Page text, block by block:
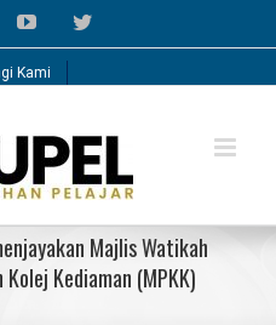
YouTubeTwitter
Kami
Majlis Watikah
Kediaman (MPKK)